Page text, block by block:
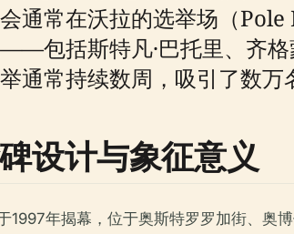
通常在沃拉的选举场（
包括斯特凡·巴托里、齐格
通常持续数周，吸引了数万
设计与象征意义
1997年揭幕，位于奥斯特罗罗加街、奥